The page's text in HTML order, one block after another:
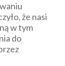
że nasi
w tym
do